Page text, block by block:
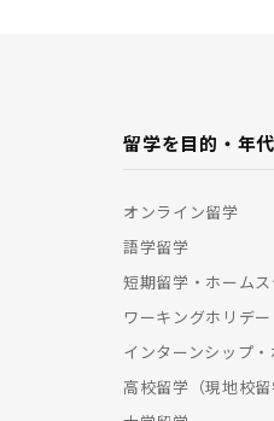
留学を目的・年
オンライン留学
語学留学
短期留学・ホーム
ワーキングホリデー
インターンシップ
高校留学（現地校留